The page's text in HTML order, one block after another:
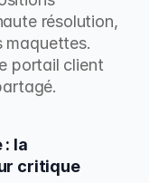
résolution,
maquettes.
portail client
: la
critique